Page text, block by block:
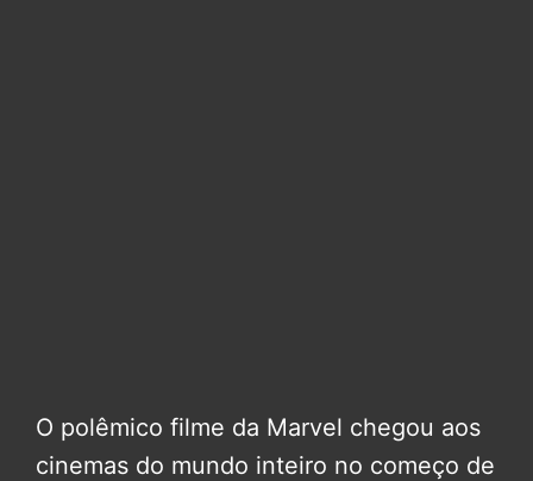
O polêmico filme da Marvel chegou aos
cinemas do mundo inteiro no começo de